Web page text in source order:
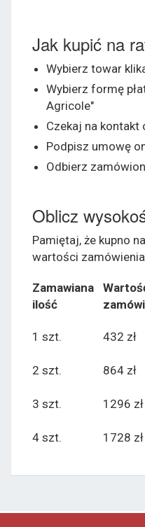
Jak kupić na
Wybierz towar
Wybierz formę
Agricole"
Czekaj na kontakt
Podpisz umowę
Odbierz
Oblicz
Pamiętaj, że kupno
wartości
Zamawiana
ilość
1 szt. 432 zł
2 szt.
864 zł
3 szt.
1296 zł
4 szt.
1728 zł